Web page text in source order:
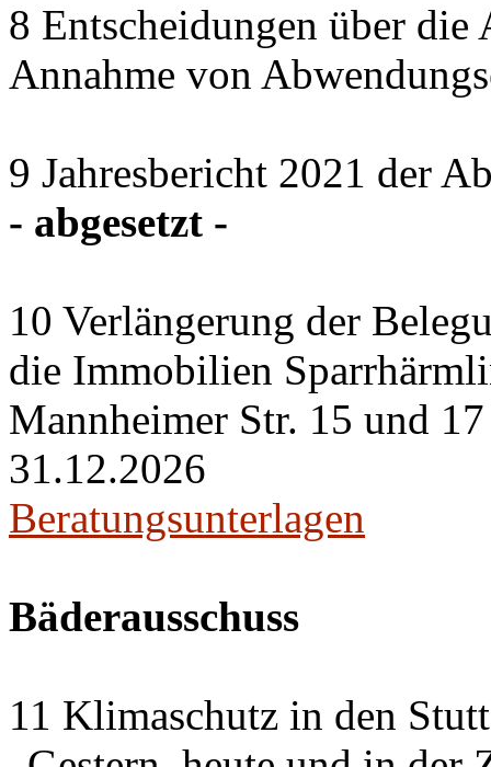
8 Entscheidungen über
Annahme von
9 Jahresbericht 2021 der
- abgesetzt -
10 Verlängerung der
die Immobilien
Mannheimer Str. 15 und
31.12.2026
Beratungsunterlagen
Bäderausschuss
11 Klimaschutz in den